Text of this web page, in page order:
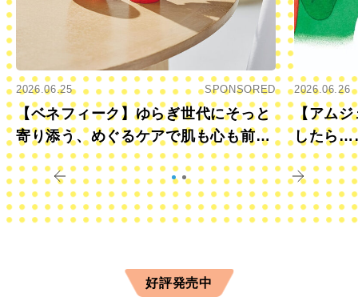
2026.06.25 SPONSORED
【ベネフィーク】ゆらぎ世代にそっと
寄り添う、めぐるケアで肌も心も前向
きに
2026.06.26
【アムジ
したら
すか？
好評発売中